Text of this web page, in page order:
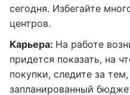
сегодня. Избегайте
центров.
Карьера: На работе
придется показать, на
покупки, следите за
запланированный